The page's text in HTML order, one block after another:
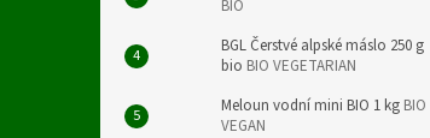
BIO
BGL Čerstvé alpské máslo 250 g
bio BIO VEGETARIAN
Meloun vodní mini BIO 1 kg BIO
VEGAN